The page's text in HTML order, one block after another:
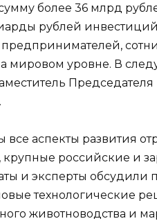
более 36 млрд
рублей
мировом уровне. В
Председателя
.
аспекты развития
российские и
и эксперты обсудили
технологические
животноводства и